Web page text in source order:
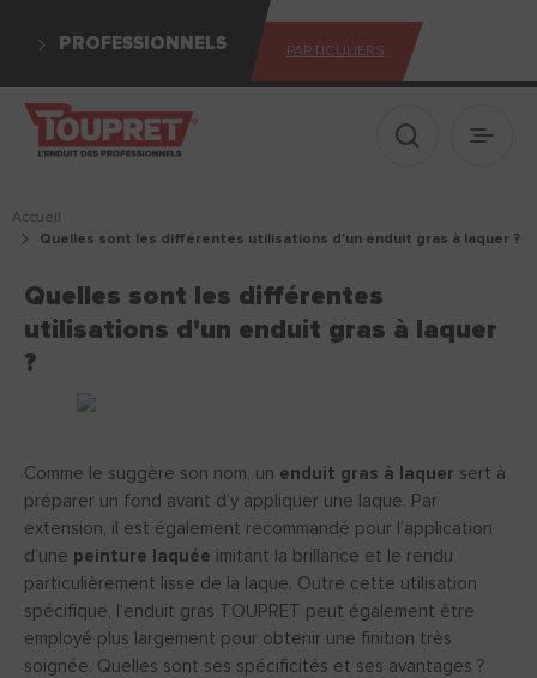
PROFESSIONNELS PARTICULIERS
Afficher le
Accueil
quelles sont les différentes utilisations d'un enduit gras à laquer ?
Quelles sont les différentes
utilisations d'un enduit gras à laquer
?
Comme le suggère son nom, un enduit gras à laquer sert à
préparer un fond avant d’y appliquer une laque. Par
extension, il est également recommandé pour l’application
d’une peinture laquée imitant la brillance et le rendu
particulièrement lisse de la laque. Outre cette utilisation
spécifique, l’enduit gras TOUPRET peut également être
employé plus largement pour obtenir une finition très
soignée. Quelles sont ses spécificités et ses avantages ?